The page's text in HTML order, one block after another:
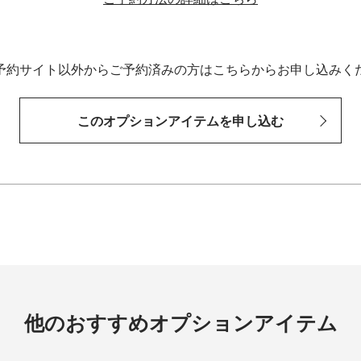
約サイト以外からご予約済みの方はこちらからお申し込みく
このオプションアイテムを申し込む
他のおすすめオプションアイテム